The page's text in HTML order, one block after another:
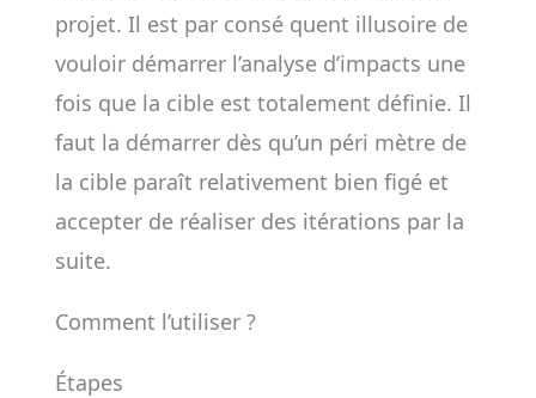
pro­jet. Il est par consé­­ quent illu­soire de
vou­loir démar­rer l’ana­lyse d’impacts une
fois que la cible est tota­le­ment défi­nie. Il
faut la démar­rer dès qu’un péri­­ mètre de
la cible paraît rela­ti­ve­ment bien figé et
accep­ter de réa­li­ser des ité­ra­tions par la
suite.
Comment l’utiliser ?
Étapes